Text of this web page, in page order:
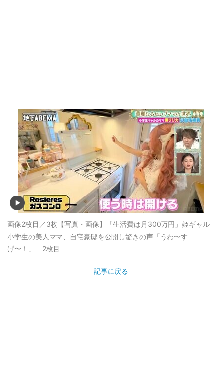
画像2枚目／3枚 【写真・画像】「生活費は月300万円」姫ギャル
小学生の美人ママ、自宅豪邸を公開し驚きの声「うわ〜す
げ〜！」 2枚目
記事に戻る